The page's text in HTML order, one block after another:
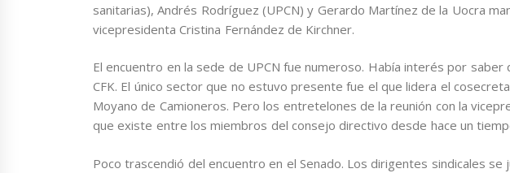
sanitarias), Andrés Rodríguez (UPCN) y Gerardo Martínez de la Uocra
vicepresidenta Cristina Fernández de Kirchner.
El encuentro en la sede de UPCN fue numeroso. Había interés por saber
CFK. El único sector que no estuvo presente fue el que lidera el
Moyano de Camioneros. Pero los entretelones de la reunión con la
que existe entre los miembros del consejo directivo desde hace un
Poco trascendió del encuentro en el Senado. Los dirigentes sindicales se